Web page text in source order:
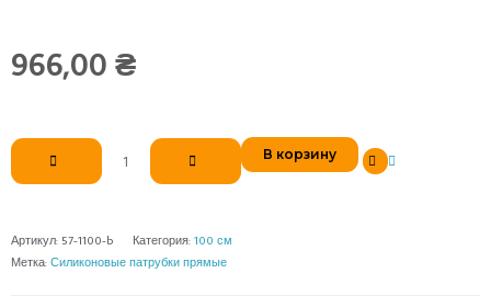
966,00 ₴
Количество
товара
Патрубок
прямой
L1000
В корзину
Артикул: 57-1100-b Категория: 100 см
Метка: Силиконовые патрубки прямые